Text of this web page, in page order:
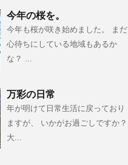
今年の桜を。
今年も桜が咲き始めました。 まだ
心待ちにしている地域もあるか
な？ ...
万彩の日常
年が明けて日常生活に戻っており
ますが、 いかがお過ごしですか？
大...